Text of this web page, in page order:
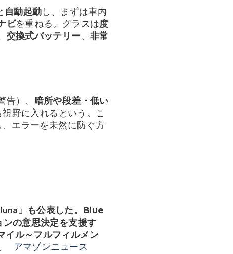
自動起動し、まずは車内
ビを重ねる。グラスは度
交換式バッテリー、 非常
）、 暗所や段差・低い
野に入れるという。こ
エラーを未然に防ぐ方
」 も公表した。Blue
の意思決定を支援す
イル～フルフィルメン
アマゾンニュース